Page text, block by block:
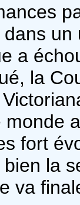
a
la
fort
la
va